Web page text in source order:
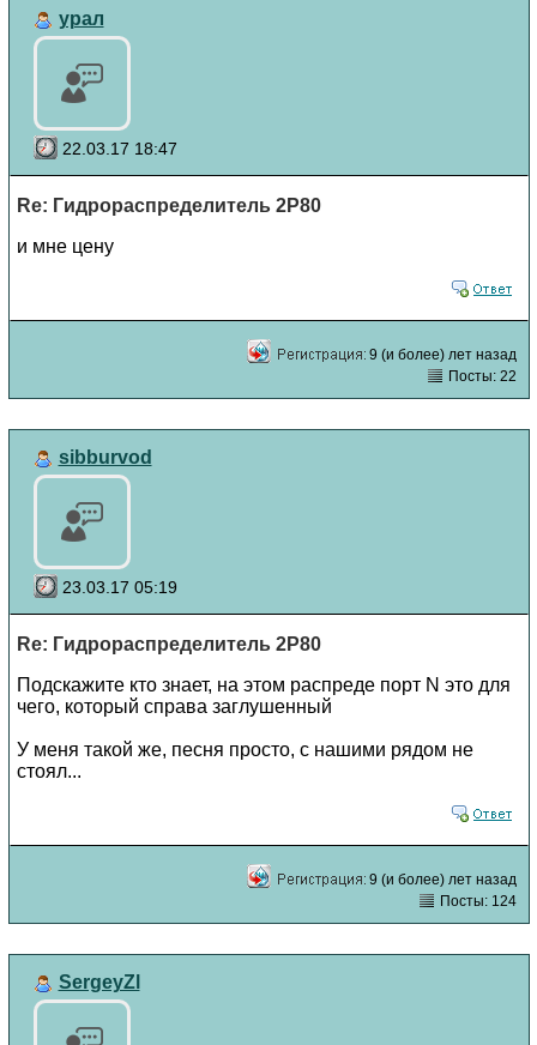
урал
22.03.17 18:47
Re: Гидрораспределитель 2Р80
и мне цену
9 (и более) лет назад
Посты: 22
sibburvod
23.03.17 05:19
Re: Гидрораспределитель 2Р80
Подскажите кто знает, на этом распреде порт N это для
чего, который справа заглушенный
У меня такой же, песня просто, с нашими рядом не
стоял...
9 (и более) лет назад
Посты: 124
SergeyZl